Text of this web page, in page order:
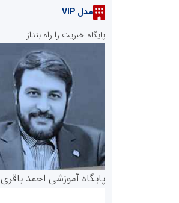
مدل VIP
پایگاه خبریت را راه بنداز
پایگاه آموزشی احمد باقری